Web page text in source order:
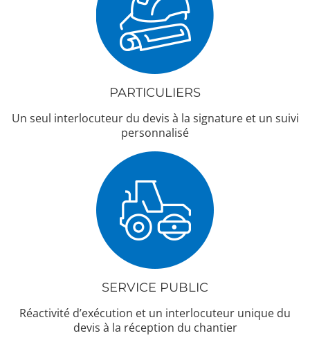
PARTICULIERS
Un seul interlocuteur du devis à la signature et un suivi
personnalisé
SERVICE PUBLIC
Réactivité d’exécution et un interlocuteur unique du
devis à la réception du chantier